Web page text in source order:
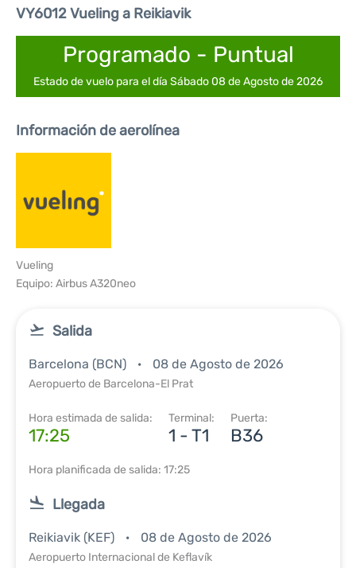
VY6012 Vueling a Reikiavik
Programado - Puntual
Estado de vuelo para el día Sábado 08 de Agosto de 2026
Información de aerolínea
Vueling
Equipo: Airbus A320neo
Salida
Barcelona (BCN) 08 de Agosto de 2026
Aeropuerto de Barcelona-El Prat
Hora estimada de salida:
17:25
Terminal:
1 - T1
Puerta:
B36
Hora planificada de salida: 17:25
Llegada
Reikiavik (KEF) 08 de Agosto de 2026
Aeropuerto Internacional de Keflavík